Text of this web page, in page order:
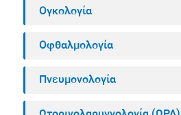
Ογκολογία
Οφθαλμολογία
Πνευμονολογία